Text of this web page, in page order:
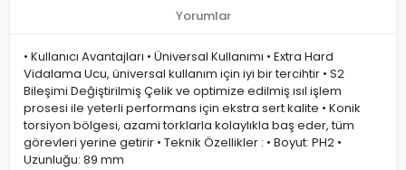
Yorumlar
• Kullanıcı Avantajları • Üniversal Kullanımı • Extra Hard
Vidalama Ucu, üniversal kullanım için iyi bir tercihtir • S2
Bileşimi Değiştirilmiş Çelik ve optimize edilmiş ısıl işlem
prosesi ile yeterli performans için ekstra sert kalite • Konik
torsiyon bölgesi, azami torklarla kolaylıkla baş eder, tüm
görevleri yerine getirir • Teknik Özellikler : • Boyut: PH2 •
Uzunluğu: 89 mm